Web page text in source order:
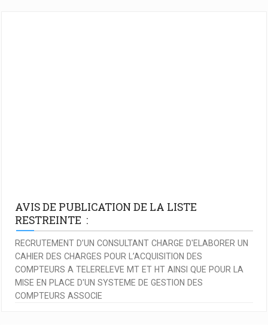
AVIS DE PUBLICATION DE LA LISTE
RESTREINTE :
RECRUTEMENT D’UN CONSULTANT CHARGE D'ELABORER UN
CAHIER DES CHARGES POUR L’ACQUISITION DES
COMPTEURS A TELERELEVE MT ET HT AINSI QUE POUR LA
MISE EN PLACE D'UN SYSTEME DE GESTION DES
COMPTEURS ASSOCIE